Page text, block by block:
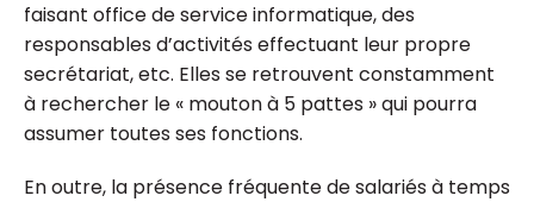
faisant office de service informatique, des
responsables d’activités effectuant leur propre
secrétariat, etc. Elles se retrouvent constamment
à rechercher le « mouton à 5 pattes » qui pourra
assumer toutes ses fonctions.
En outre, la présence fréquente de salariés à temps